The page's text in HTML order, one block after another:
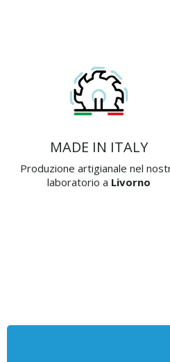
MADE IN ITALY
Produzione artigianale nel
laboratorio a Livorno